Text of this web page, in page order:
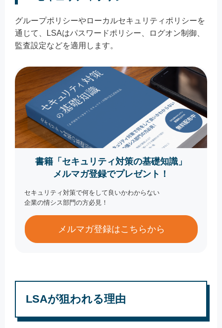
グループポリシーやローカルセキュリティポリシーを
通じて、LSAはパスワードポリシー、ログオン制御、
監査設定などを適用します。
書籍「セキュリティ対策の基礎知識」
メルマガ登録でプレゼント！
セキュリティ対策で何をして良いかわからない
企業の情シス部門の方必見！
メルマガ登録はこちらから
LSAが狙われる理由